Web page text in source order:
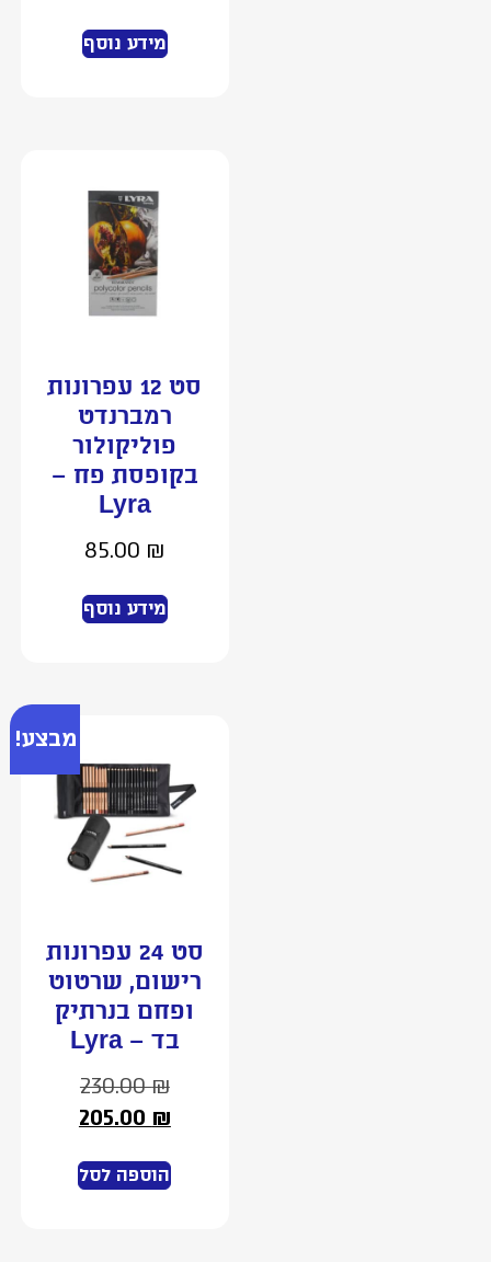
מידע נוסף
סט 12 עפרונות
רמברנדט
פוליקולור
בקופסת פח –
Lyra
85.00₪
מידע נוסף
מבצע!
סט 24 עפרונות
רישום, שרטוט
ופחם בנרתיק
בד – Lyra
230.00₪
205.00₪
הוספה לסל